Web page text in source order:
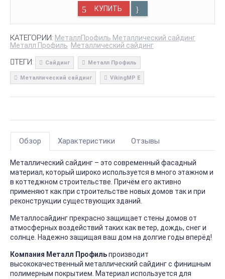
КУПИТЬ
КАТЕГОРИИ: МеталлПрофиль Металлический сайдинг
Металл Профиль Металлический сайдинг
ТЕГИ: Сайдинг Металл Профиль
Металлический сайдинг VikingMP E
Обзор Характеристики Отзывы
Металлический сайдинг – это современный фасадный
материал, который широко используется в много этажном и
в коттеджном строительстве. Причём его активно
применяют как при строительстве новых домов так и при
реконструкции существующих зданий.
Металлосайдинг прекрасно защищает стены домов от
атмосферных воздействий таких как ветер, дождь, снег и
солнце. Надежно защищая ваш дом на долгие годы вперёд!
Компания Металл Профильпроизводит
высококачественный металлический сайдинг с финишным
полимерным покрытием. Материал используется для